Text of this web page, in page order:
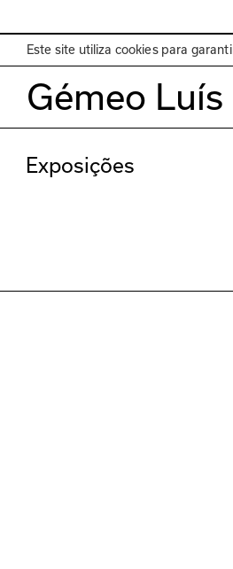
EN
Este site utiliza cookies para
Gémeo Luís
Exposições